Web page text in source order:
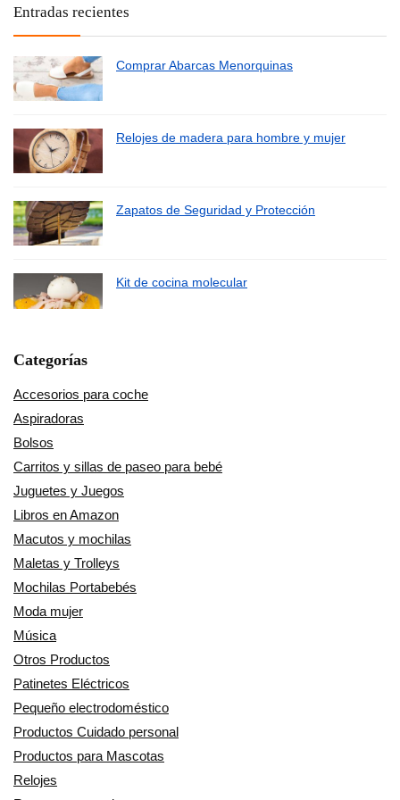
Entradas recientes
Comprar Abarcas Menorquinas
Relojes de madera para hombre y mujer
Zapatos de Seguridad y Protección
Kit de cocina molecular
Categorías
Accesorios para coche
Aspiradoras
Bolsos
Carritos y sillas de paseo para bebé
Juguetes y Juegos
Libros en Amazon
Macutos y mochilas
Maletas y Trolleys
Mochilas Portabebés
Moda mujer
Música
Otros Productos
Patinetes Eléctricos
Pequeño electrodoméstico
Productos Cuidado personal
Productos para Mascotas
Relojes